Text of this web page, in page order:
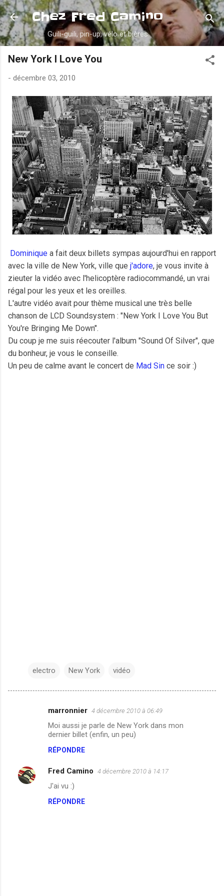
Accéder au contenu principal
Chez Fred Camino
Guili-guili, pin-up, vélo et bières
New York I Love You
- décembre 03, 2010
Dominique a fait deux billets sympas aujourd'hui en rapport
avec la ville de New York, ville que j'adore, je vous invite à
zieuter la vidéo avec l'helicoptère radiocommandé, un vrai
régal pour les yeux et les oreilles.
L'autre vidéo avait pour thème musical une très belle
chanson de LCD Soundsystem : "New York I Love You But
You're Bringing Me Down".
Du coup je me suis réecouter l'album "Sound Of Silver", que
du bonheur, je vous le conseille.
Un peu de calme avant le concert de Mad Sin ce soir :)
electro New York vidéo
e
n
marronnier 4 décembre 2010 à 06:49
Moi aussi je parle de New York dans mon
dernier billet (enfin, un peu)
RÉPONDRE
Fred Camino 4 décembre 2010 à 14:17
J'ai vu :)
RÉPONDRE